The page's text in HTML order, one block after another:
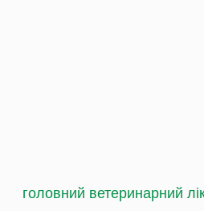
головний ветеринарний